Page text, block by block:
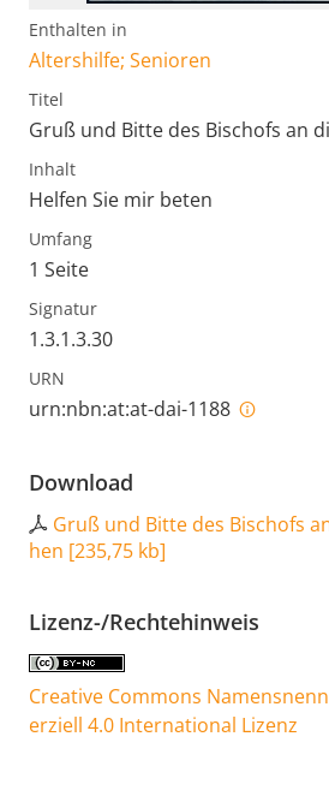
Enthalten in
Altershilfe; Senioren
Titel
Gruß und Bitte des Bischofs an
Inhalt
Helfen Sie mir beten
Umfang
1 Seite
Signatur
1.3.1.3.30
URN
urn:nbn:at:at-dai-1188
Download
Gruß und Bitte des Bischofs
hen [235,75 kb]
Lizenz-/Rechtehinweis
Creative Commons
erziell 4.0 International Lizenz